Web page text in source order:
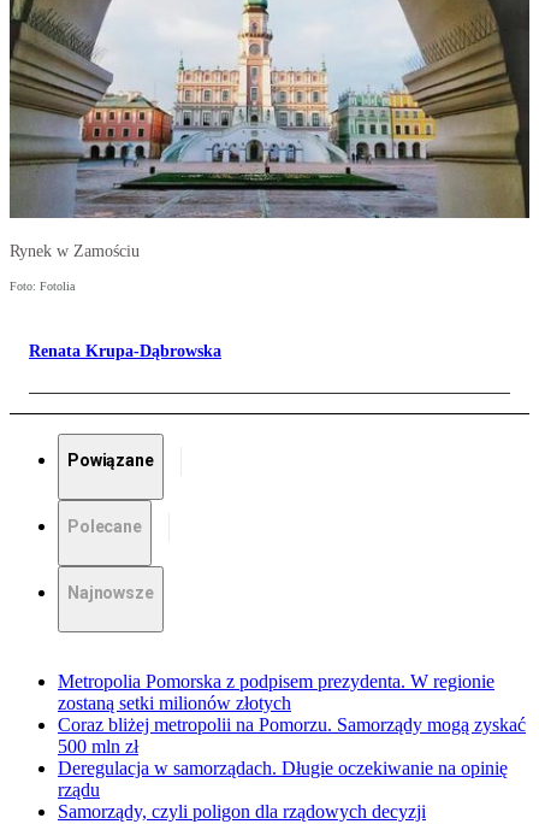
Rynek w Zamościu
Foto: Fotolia
Renata Krupa-Dąbrowska
Powiązane
Polecane
Najnowsze
Metropolia Pomorska z podpisem prezydenta. W regionie
zostaną setki milionów złotych
Coraz bliżej metropolii na Pomorzu. Samorządy mogą zyskać
500 mln zł
Deregulacja w samorządach. Długie oczekiwanie na opinię
rządu
Samorządy, czyli poligon dla rządowych decyzji